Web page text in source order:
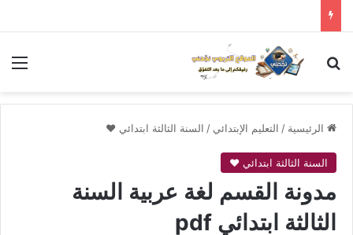
بحث عن
الرئيسية / التعليم الإبتدائي / السنة الثالثة ابتدائي ❤
السنة الثالثة ابتدائي ❤
مدونة القسم لغة عربية السنة
الثالثة ابتدائي pdf